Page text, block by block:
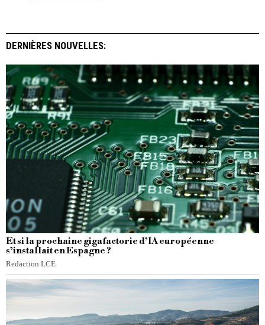
DERNIÈRES NOUVELLES:
Et si la prochaine gigafactorie d’IA européenne
s’installait en Espagne ?
Redaction LCE